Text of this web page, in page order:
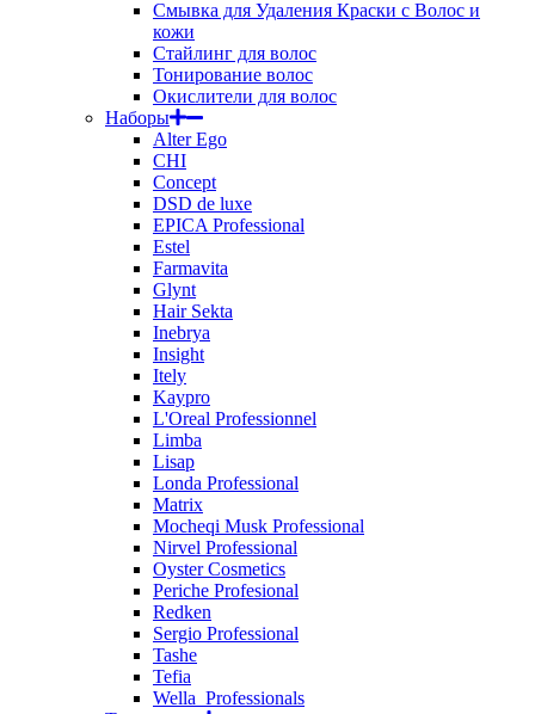
Смывка для Удаления Краски с Волос и
кожи
Стайлинг для волос
Тонирование волос
Окислители для волос
Наборы
Alter Ego
CHI
Concept
DSD de luxe
EPICA Professional
Estel
Farmavita
Glynt
Hair Sekta
Inebrya
Insight
Itely
Kaypro
L'Oreal Professionnel
Limba
Lisap
Londa Professional
Matrix
Mocheqi Musk Professional
Nirvel Professional
Oyster Cosmetics
Periche Profesional
Redken
Sergio Professional
Tashe
Tefia
Wella_Professionals